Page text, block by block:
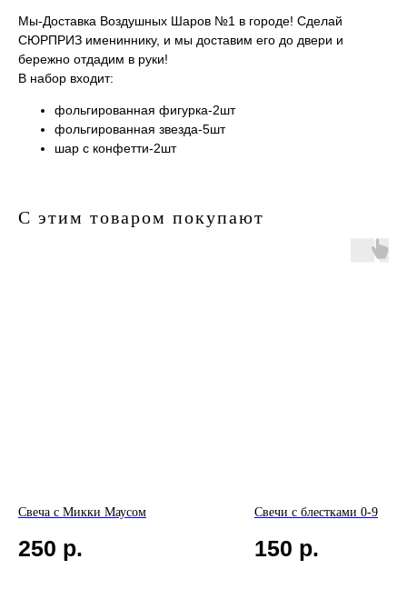
Мы-Доставка Воздушных Шаров №1 в городе! Сделай
СЮРПРИЗ имениннику, и мы доставим его до двери и
бережно отдадим в руки!
В набор входит:
фольгированная фигурка-2шт
фольгированная звезда-5шт
шар с конфетти-2шт
С этим товаром покупают
Свеча с Микки Маусом
250 р.
Свечи с блестками 0-9
150 р.